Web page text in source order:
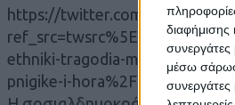
διαφήμισης
συνεργάτες
μέσω
https://twitter.com/
ethniki-tragodia-me-dekades-
pnigike-i-hora%2F